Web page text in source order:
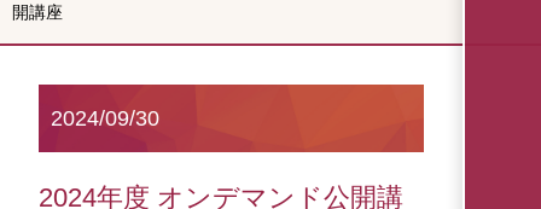
開講座
2024/09/30
2024年度 オンデマンド公開講